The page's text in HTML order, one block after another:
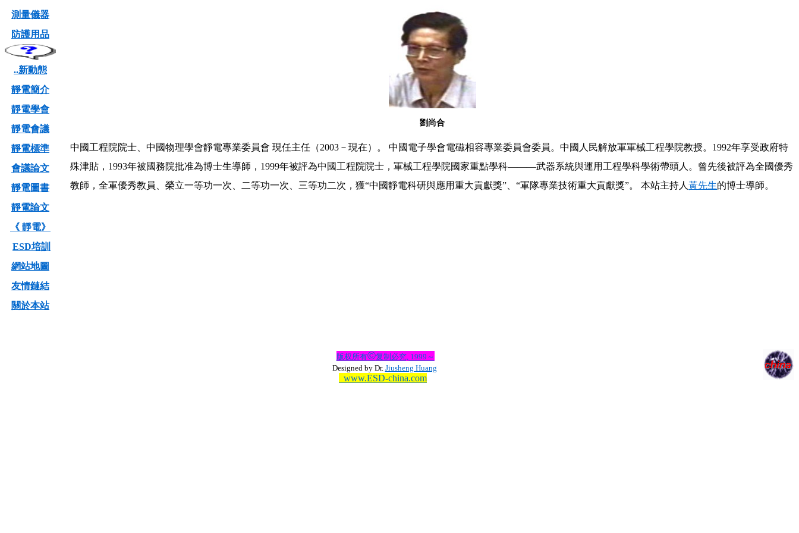
測量儀器
防護用品
..新動態
靜電簡介
靜電學會
靜電會議
靜電標準
會議論文
靜電圖書
靜電論文
《 靜電》
ESD培訓
網站地圖
友情鏈結
關於本站
劉尚合
中國工程院院士、中國物理學會靜電專業委員會 現任主任（2003－現在）。 中國電子學會電磁相容專業委員會委員。中國人民解放軍軍械工程學院教授。1992年享受政府特
殊津貼，1993年被國務院批准為博士生導師，1999年被評為中國工程院院士，軍械工程學院國家重點學科———武器系統與運用工程學科學術帶頭人。曾先後被評為全國優秀
教師，全軍優秀教員、榮立一等功一次、二等功一次、三等功二次，獲“中國靜電科研與應用重大貢獻獎”、“軍隊專業技術重大貢獻獎”。 本站主持人 黃先生的博士導師。
版权所有©复制必究, 1999～
Designed by Dr. Jiusheng Huang
www.ESD-china.com